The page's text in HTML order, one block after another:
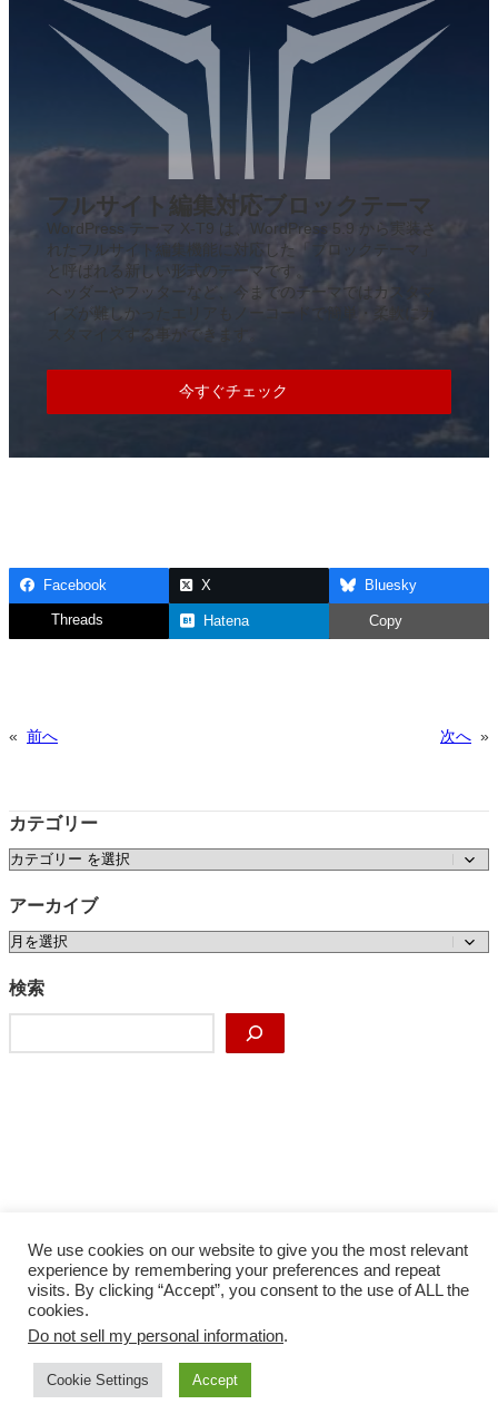
フルサイト編集対応ブロックテーマ
WordPress テーマ X-T9 は、WordPress 5.9 から実装さ
れたフルサイト編集機能に対応した「ブロックテーマ」
と呼ばれる新しい形式のテーマです。
ヘッダーやフッターなど、今までのテーマではカスタマ
イズが難しかったエリアもノーコードで簡単・柔軟にカ
スタマイズする事ができます。
今すぐチェック
Facebook X Bluesky
Threads Hatena Copy
« 前へ 次へ »
カテゴリー
カテゴリー
アーカイブ
ア
カ
検索
We use cookies on our website to give you the most relevant
experience by remembering your preferences and repeat
visits. By clicking “Accept”, you consent to the use of ALL the
cookies.
Do not sell my personal information.
Cookie Settings Accept